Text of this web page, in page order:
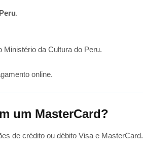
.
da Cultura do Peru.
online.
um MasterCard?
de crédito ou débito Visa e MasterCard.